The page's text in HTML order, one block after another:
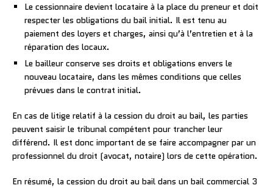
Le cessionnaire devient locataire à la place du preneur et doit
respecter les obligations du bail initial. Il est tenu au
paiement des loyers et charges, ainsi qu’à l’entretien et à la
réparation des locaux.
Le bailleur conserve ses droits et obligations envers le
nouveau locataire, dans les mêmes conditions que celles
prévues dans le contrat initial.
En cas de litige relatif à la cession du droit au bail, les parties
peuvent saisir le tribunal compétent pour trancher leur
différend. Il est donc important de se faire accompagner par un
professionnel du droit (avocat, notaire) lors de cette opération.
En résumé, la cession du droit au bail dans un bail commercial 3